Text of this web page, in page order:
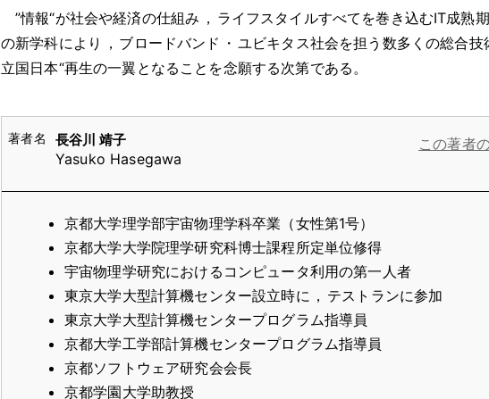
”情報“が社会や経済の仕組み ， ライフスタイルすべてを巻き込むIT成熟
の新学科により
， ブロードバンド ・ ユビキタス社会を担う数多くの総合技
立国日本“再生の一翼となることを念願する次第である 。
この著者
長谷川 靖子
Yasuko Hasegawa
京都大学理学部宇宙物理学科卒業（女性第1号）
京都大学大学院理学研究科博士課程所定単位修得
宇宙物理学研究におけるコンピュータ利用の第一人者
東京大学大型計算機センター設立時に ， テストランに参加
東京大学大型計算機センタープログラム指導員
京都大学工学部計算機センタープログラム指導員
京都ソフトウェア研究会会長
京都学園大学助教授